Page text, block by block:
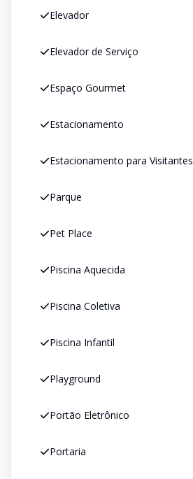
Elevador
Elevador de Serviço
Espaço Gourmet
Estacionamento
Estacionamento para Visitantes
Parque
Pet Place
Piscina Aquecida
Piscina Coletiva
Piscina Infantil
Playground
Portão Eletrônico
Portaria